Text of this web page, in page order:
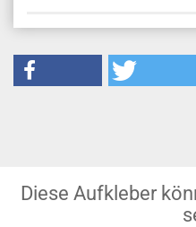
Diese Aufkleber